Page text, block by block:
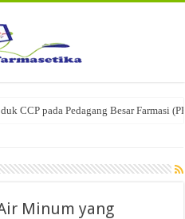
CCP pada Pedagang Besar Farmasi
Minum yang